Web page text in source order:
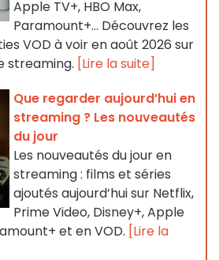
Apple TV+, HBO Max,
Paramount+… Découvrez les
VOD à voir en août 2026 sur
streaming. [Lire la suite]
Que regarder aujourd’hui en
streaming ? Les nouveautés
du jour
Les nouveautés du jour en
streaming : films et séries
ajoutés aujourd’hui sur Netflix,
Prime Video, Disney+, Apple
et en VOD. [Lire la